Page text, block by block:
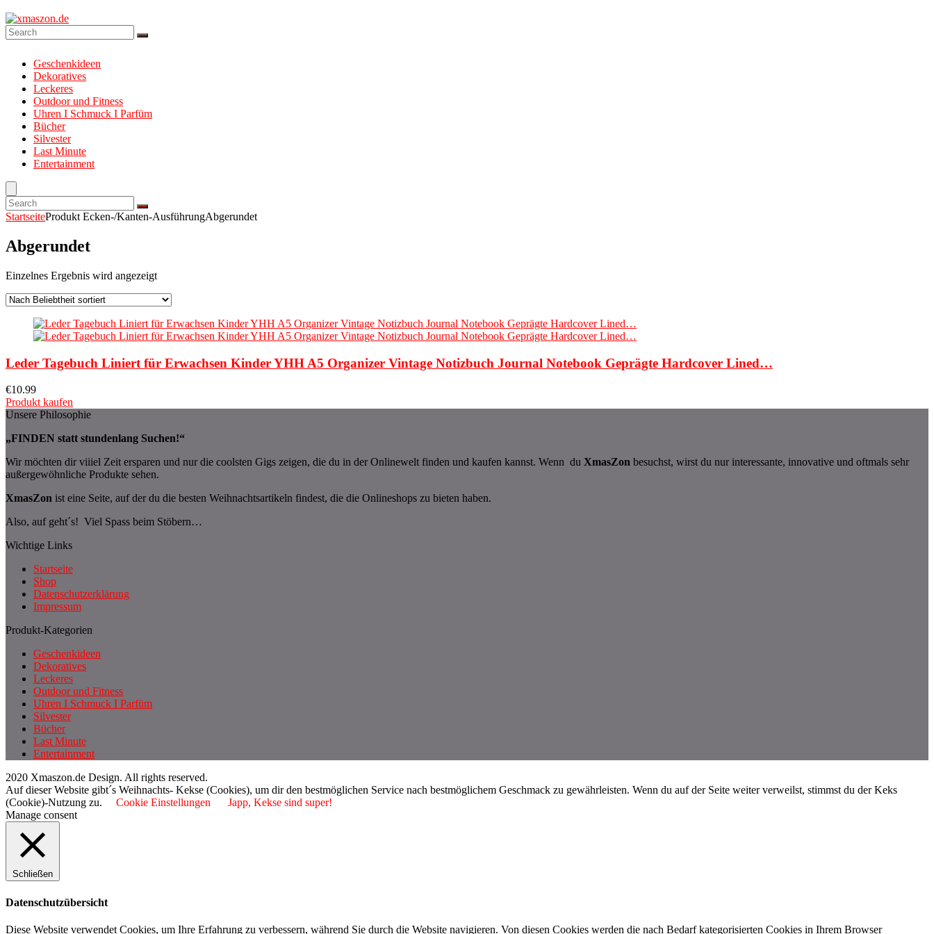
Geschenkideen
Dekoratives
Leckeres
Outdoor und Fitness
Uhren I Schmuck I Parfüm
Bücher
Silvester
Last Minute
Entertainment
StartseiteProdukt Ecken-/Kanten-AusführungAbgerundet
Abgerundet
Einzelnes Ergebnis wird angezeigt
Leder Tagebuch Liniert für Erwachsen Kinder YHH A5 Organizer Vintage Notizbuch Journal Notebook Geprägte Hardcover Lined…
€10.99
Produkt kaufen
Unsere Philosophie
„FINDEN statt stundenlang Suchen!“
Wir möchten dir viiiel Zeit ersparen und nur die coolsten Gigs zeigen, die du in der Onlinewelt finden und kaufen kannst. Wenn du XmasZon besuchst, wirst du nur interessante, innovative und oftmals sehr
außergewöhnliche Produkte sehen.
XmasZon ist eine Seite, auf der du die besten Weihnachtsartikeln findest, die die Onlineshops zu bieten haben.
Also, auf geht´s! Viel Spass beim Stöbern…
Wichtige Links
Startseite
Shop
Datenschutzerklärung
Impressum
Produkt-Kategorien
Geschenkideen
Dekoratives
Leckeres
Outdoor und Fitness
Uhren I Schmuck I Parfüm
Silvester
Bücher
Last Minute
Entertainment
2020 Xmaszon.de Design. All rights reserved.
Auf dieser Website gibt´s Weihnachts- Kekse (Cookies), um dir den bestmöglichen Service nach bestmöglichem Geschmack zu gewährleisten. Wenn du auf der Seite weiter verweilst, stimmst du der Keks
(Cookie)-Nutzung zu.
Cookie Einstellungen
Japp, Kekse sind super!
Manage consent
Schließen
Datenschutzübersicht
Diese Website verwendet Cookies, um Ihre Erfahrung zu verbessern, während Sie durch die Website navigieren. Von diesen Cookies werden die nach Bedarf kategorisierten Cookies in Ihrem Browser